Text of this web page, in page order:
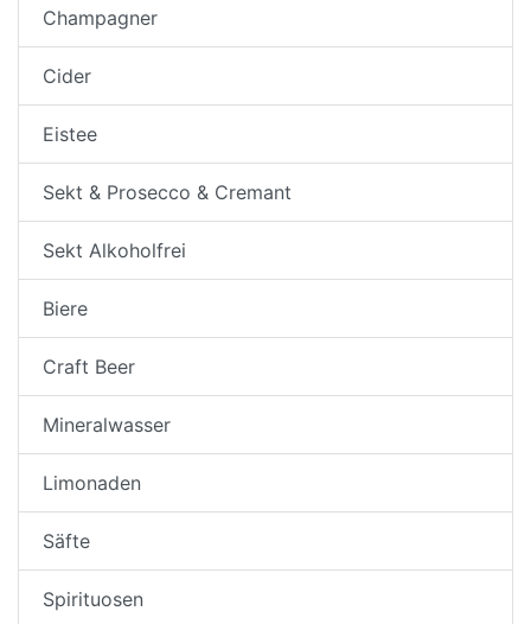
Champagner
Cider
Eistee
Sekt & Prosecco & Cremant
Sekt Alkoholfrei
Biere
Craft Beer
Mineralwasser
Limonaden
Säfte
Spirituosen